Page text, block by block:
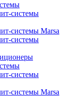
системы
системы Marsa
системы
системы
системы Marsa